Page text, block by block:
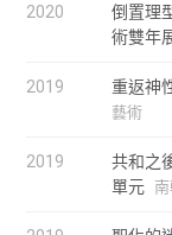
2020
倒置理
術雙年
2019 重返神
藝術
2019
共和之
單元